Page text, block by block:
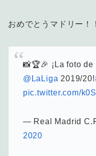
おめでとうマドリー！
📸🏆🎉 ¡La foto
@LaLiga 2019/20!
pic.twitter.com/
— Real Madrid
2020